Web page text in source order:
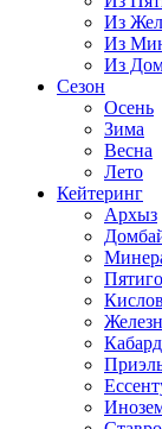
Из
Из
Из
Сезон
Осень
Зима
Весна
Лето
Кейтеринг
Архыз